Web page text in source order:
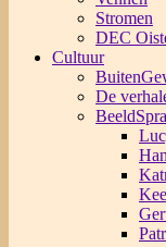
Stromen
DEC
Cultuur
De